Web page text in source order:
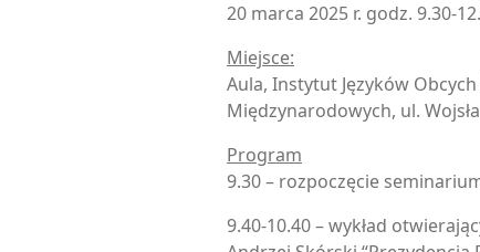
20 marca 2025 r. godz. 9.30-
Miejsce:
Aula, Instytut Języków
Międzynarodowych, ul.
Program
9.30 – rozpoczęcie
9.40-10.40 – wykład